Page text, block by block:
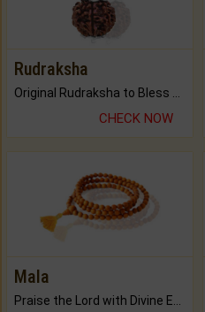
Rudraksha
CHECK NOW
Mala